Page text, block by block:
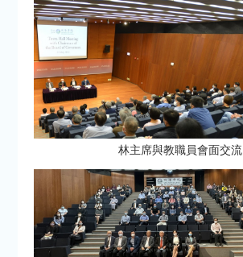
林主席與教職員會面交流